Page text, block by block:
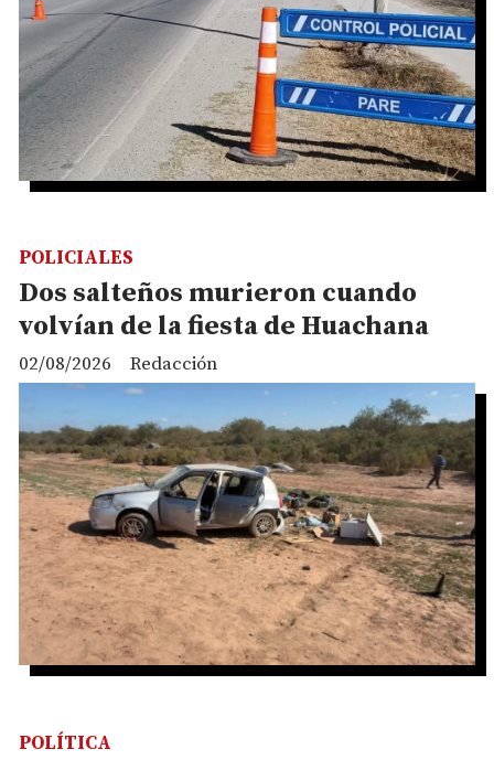
Dos salteños murieron cuando
volvían de la fiesta de Huachana
Redacción
POLICIALES
02/08/2026
POLÍTICA